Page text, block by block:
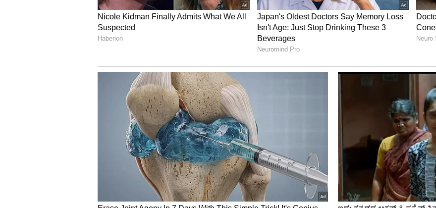
ಕಲ್ಪಿಸಲಾಗಿದೆ. ಹೊನ್ನಮ್ಮನ ಹಳ್ಳದ ಹತ್ತಿರ ಭಕ್ತಾದಿಗಳ ಸ್ನಾನಕ್ಕೆ ಅನುಕೂಲವಾಗುವಂತೆ ಸ್ನಾನ ಘಟ್ಟಗಳನ್ನು
ದುರಸ್ಥಿ ಕಾರ್ಯ ಹಾಗೂ ತಾತ್ಕಾಲಿಕ ಶೌಚಾಲಯಗಳನ್ನು ಅಳವಡಿಸಲಾಗಿದೆ ಎಂದು ಮಾಹಿತಿ ನೀಡಿದರು.
ಗಿರಿ ಪ್ರದೇಶಕ್ಕೆ ತೆರಳುವ ಪ್ರವಾಸಿಗರಿಗೆ ನಿರ್ಬಂಧ:
ಡಿಸೆಂಬರ್ 6 ರಿಂದ ಡಿಸೆಂಬರ್ 9ರ ಬೆಳಿಗ್ಗೆ 10
ನಿರ್ಬಂಧಿಸಲಾಗಿದೆ. ಹೋಂಸ್ಟೇಗಳಲ್ಲಿ ಕಾಯ್ದಿರಿಸಿದ್ದಲ್ಲಿ ಸೂಕ್ತ ರಶೀದಿ ತೋರಿಸಿದಲ್ಲಿ ಅವಕಾಶ ನೀಡಲಾಗುವುದು
ಎಂದು ಜಿಲ್ಲಾಧಿಕಾರಿ ತಿಳಿಸಿದರು.